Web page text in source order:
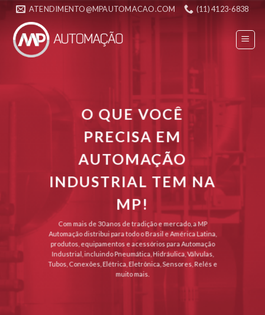
Skip
content
ATENDIMENTO@MPAUTOMACAO.COM (11) 4123-6838
O QUE VOCÊ
PRECISA EM
AUTOMAÇÃO
INDUSTRIAL TEM NA
MP!
Com mais de 30 anos de tradição e mercado, a MP
Automação distribui para todo o Brasil e América Latina,
produtos, equipamentos e acessórios para Automação
Industrial, incluindo Pneumática, Hidráulica, Válvulas,
Tubos, Conexões, Elétrica, Eletrônica, Sensores, Relés e
muito mais.